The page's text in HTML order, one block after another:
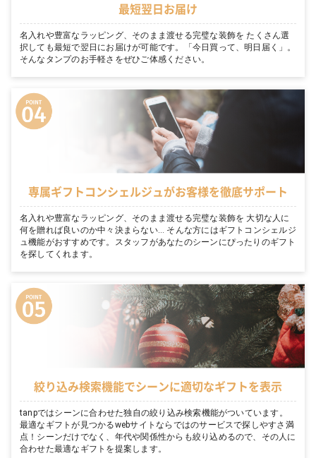
最短翌日お届け
名入れや豊富なラッピング、そのまま渡せる完璧な装飾を たくさん選
択しても最短で翌日にお届けが可能です。「今日買って、明日届く」。
そんなタンプのお手軽さをぜひご体感ください。
専属ギフトコンシェルジュがお客様を徹底サポート
名入れや豊富なラッピング、そのまま渡せる完璧な装飾を 大切な人に
何を贈れば良いのか中々決まらない… そんな方にはギフトコンシェルジ
ュ機能がおすすめです。スタッフがあなたのシーンにぴったりのギフト
を探してくれます。
絞り込み検索機能でシーンに適切なギフトを表示
tanpではシーンに合わせた独自の絞り込み検索機能がついています。
最適なギフトが見つかるwebサイトならではのサービスで探しやすさ満
点！シーンだけでなく、年代や関係性からも絞り込めるので、その人に
合わせた最適なギフトを提案します。